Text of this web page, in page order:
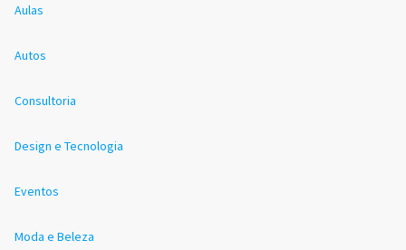
Aulas
Autos
Consultoria
Design e Tecnologia
Eventos
Moda e Beleza